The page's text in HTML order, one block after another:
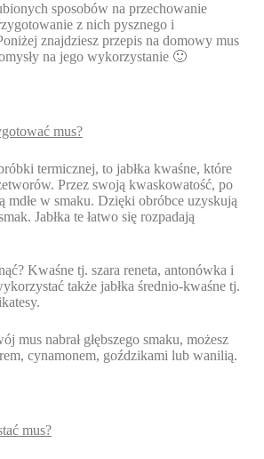
sposobów na przechowanie
z nich pysznego i
znajdziesz przepis na domowy mus
na jego wykorzystanie 🙂
mus?
termicznej, to jabłka kwaśne, które
Przez swoją kwaskowatość, po
mdłe w smaku. Dzięki obróbce uzyskują
Jabłka te łatwo się rozpadają
Kwaśne tj. szara reneta, antonówka i
także jabłka średnio-kwaśne tj.
mus nabrał głębszego smaku, możesz
cynamonem, goździkami lub wanilią.
mus?